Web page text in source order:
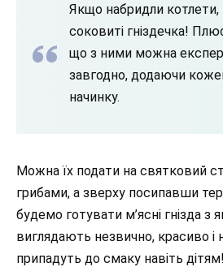
Якщо набридли котлети,
соковиті гніздечка!
що з ними можна
завгодно, додаючи
начинку.
Можна їх подати на святковий
грибами, а зверху посипавши
будемо готувати м’ясні гнізда з
виглядають незвично, красиво і
припадуть до смаку навіть дітям!